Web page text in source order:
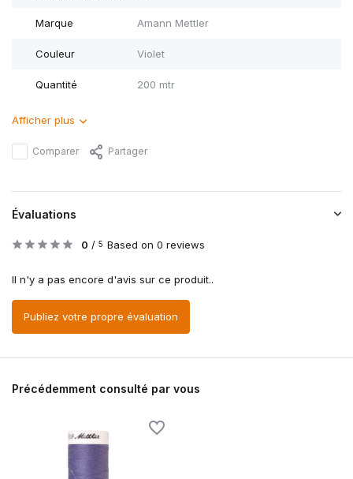
Marque Amann Mettler
Couleur Violet
Quantité 200 mtr
Afficher plus
Comparer Partager
Évaluations
0 / 5 Based on 0 reviews
Il n'y a pas encore d'avis sur ce produit..
Publiez votre propre évaluation
Précédemment consulté par vous